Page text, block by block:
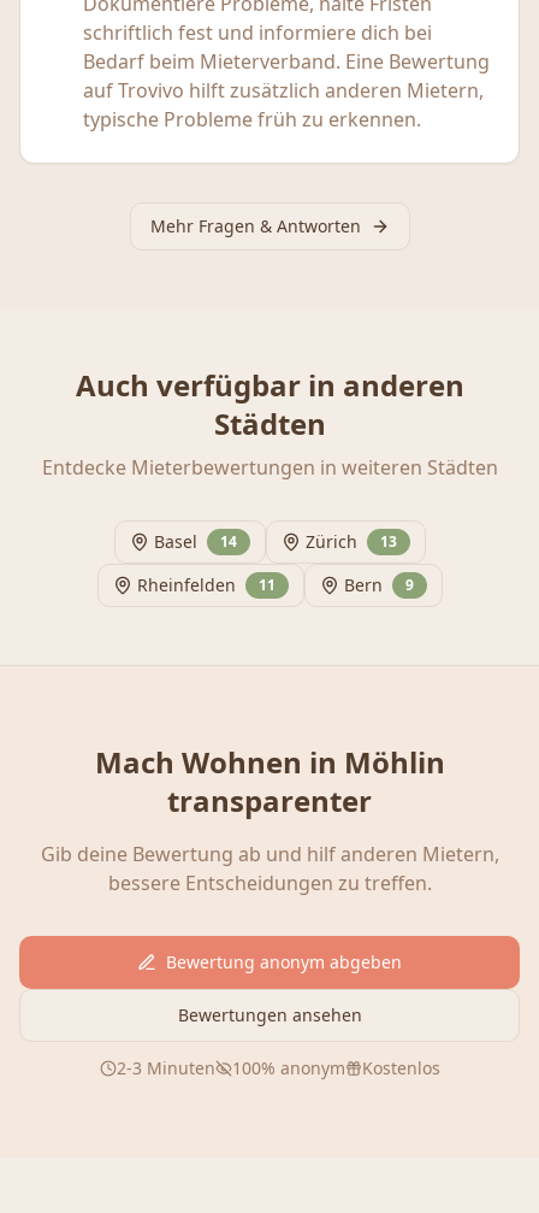
schriftlich fest und informiere dich bei
Bedarf beim Mieterverband. Eine Bewertung
auf Trovivo hilft zusätzlich anderen Mietern,
typische Probleme früh zu erkennen.
Mehr Fragen & Antworten
Auch verfügbar in anderen
Städten
Entdecke Mieterbewertungen in weiteren Städten
Basel 14 Zürich 13
Rheinfelden 11 Bern 9
Mach Wohnen in Möhlin
transparenter
Gib deine Bewertung ab und hilf anderen Mietern,
bessere Entscheidungen zu treffen.
Bewertung anonym abgeben
Bewertungen ansehen
2-3 Minuten 100% anonym Kostenlos